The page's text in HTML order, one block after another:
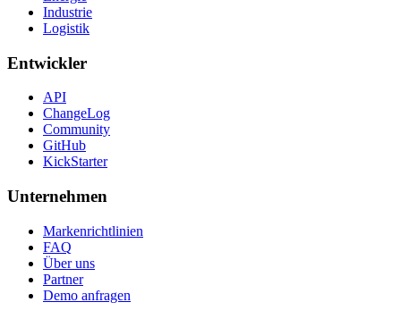
Industrie
Logistik
Entwickler
API
ChangeLog
Community
GitHub
KickStarter
Unternehmen
Markenrichtlinien
FAQ
Über uns
Partner
Demo anfragen